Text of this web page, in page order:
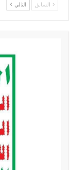
السابق التالي